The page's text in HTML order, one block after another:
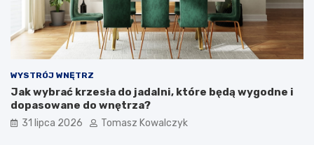
WYSTRÓJ WNĘTRZ
Jak wybrać krzesła do jadalni, które będą wygodne i
dopasowane do wnętrza?
31 lipca 2026 Tomasz Kowalczyk